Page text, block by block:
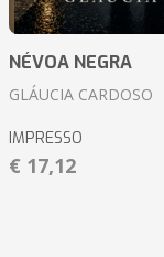
NÉVOA NEGRA
GLÁUCIA CARDOSO
IMPRESSO
€ 17,12